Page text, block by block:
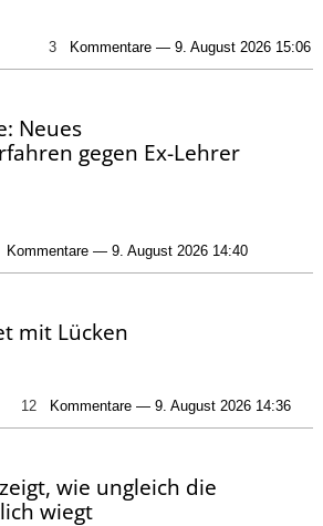
3 Kommentare — 9. August 2026 15:06
Neues
gegen Ex-Lehrer
Kommentare — 9. August 2026 14:40
mit Lücken
12 Kommentare — 9. August 2026 14:36
wie ungleich die
wiegt